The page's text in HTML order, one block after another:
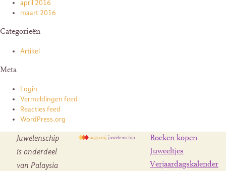
april 2016
maart 2016
Categorieën
Artikel
Meta
Login
Vermeldingen feed
Reacties feed
WordPress.org
Juwelenschip
is onderdeel
van Palaysia
Boeken kopen
Juweeltjes
Verjaardagskalender